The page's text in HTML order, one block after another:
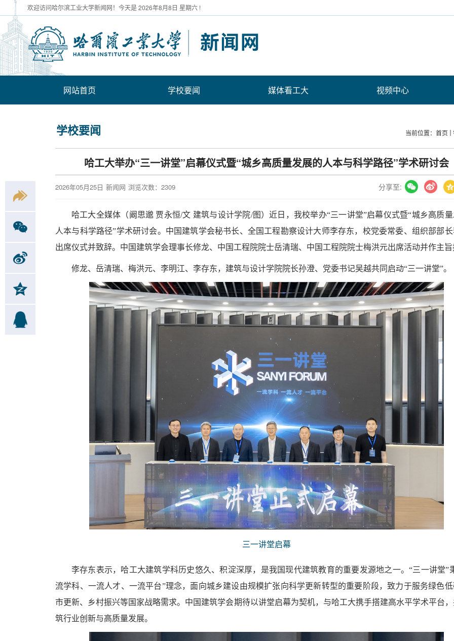
欢迎访问哈尔滨工业大学新闻网！今天是2026年8月8日 星期六 !
网站首页 学校要闻 媒体看工大 视频中心
当前位置：首页
学校要闻
哈工大举办“三一讲堂”启幕仪式暨“城乡高质量发展的人本与科学路径”学术研讨会
2026年05月25日 新闻网 浏览次数： 2309 分享至:
哈工大全媒体（阚思邈 贾永恒/文 建筑与设计学院/图）近日，我校举办“三一讲堂”启幕仪式暨“城乡高质
人本与科学路径”学术研讨会。中国建筑学会秘书长、全国工程勘察设计大师李存东，校党委常委、组织部部
出席仪式并致辞。中国建筑学会理事长修龙、中国工程院院士岳清瑞、中国工程院院士梅洪元出席活动并作主旨
修龙、岳清瑞、梅洪元、李明江、李存东，建筑与设计学院院长孙澄、党委书记吴越共同启动“三一讲堂”。
三一讲堂启幕
李存东表示，哈工大建筑学科历史悠久、积淀深厚，是我国现代建筑教育的重要发源地之一。“三一讲堂”
流学科、一流人才、一流平台”理念，面向城乡建设由规模扩张向科学更新转型的重要阶段，致力于服务绿色
市更新、乡村振兴等国家战略需求。中国建筑学会期待以讲堂启幕为契机，与哈工大携手搭建高水平学术平台
筑行业创新与高质量发展。